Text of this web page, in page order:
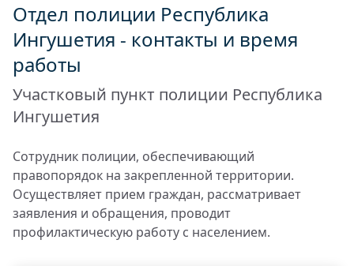
Отдел полиции Республика
Ингушетия - контакты и время
работы
Участковый пункт полиции Республика
Ингушетия
Сотрудник полиции, обеспечивающий
правопорядок на закрепленной территории.
Осуществляет прием граждан, рассматривает
заявления и обращения, проводит
профилактическую работу с населением.